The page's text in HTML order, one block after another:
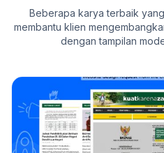
Beberapa karya terbaik
membantu klien
dengan tampilan